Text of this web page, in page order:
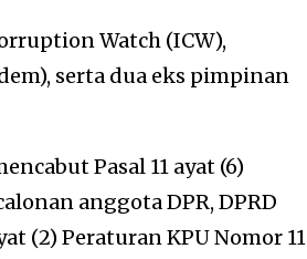
Watch (ICW),
serta dua eks pimpinan
Pasal 11 ayat (6)
anggota DPR, DPRD
(2) Peraturan KPU Nomor 11